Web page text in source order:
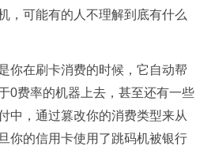
，可能有的人不理解到底有什么
你在刷卡消费的时候，它自动帮
0费率的机器上去，甚至还有一些
中，通过篡改你的消费类型来从
你的信用卡使用了跳码机被银行